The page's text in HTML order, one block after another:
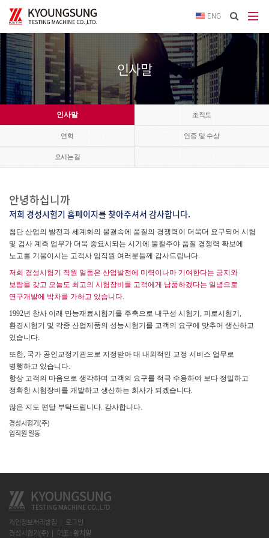
ENG
입력
답변
등록
답변
이메
전송
인사말
인사말 조직도
연혁 인증 및 수상
오시는길
안녕하십니까
저희 경성시험기 홈페이지를 찾아주셔서 감사합니다.
첨단 산업의 발전과 세계화의 물결속에 품질의 경쟁력이 더욱더 요구되어 시험
및 검사 계측 업무가 더욱 중요시되는 시기에 불철주야 품질 경쟁력 확보에
노고를 기울이시는 고객사 임직원 여러분들께 감사드립니다.
저희 경성시험기 직원 일동은 산업발전에 미력이나마 기여한다는 긍지와
보람을 갖고 오늘도 최고의 시험장비를 고객에게 납품하겠다는 일념으로
연구개발에 박차를 가하고 있습니다.
1992년 창사 이래 만능재료시험기를 주축으로 내구성 시험기, 피로시험기,
환경시험기 및 각종 산업제품의 성능시험기를 고객의 요구에 맞추어 생산하고
있습니다.
또한, 국가 공인교정기관으로 지정받아 대 내외적인 교정 서비스 업무로
병행하고 있습니다.
항상 고객의 마음으로 생각하며 고객의 요구를 적극 수용하여 보다 정밀하고
정확한 시험장비를 개발하고 생산하는 회사가 되겠습니다.
많은 지도 편달 부탁드립니다. 감사합니다.
경성시험기(주)
임직원 일동
개인정보처리방침
로그인
경성시험기(주)
대표 : 황치일